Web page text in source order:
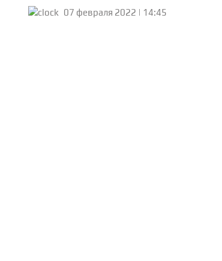
07 февраля 2022 | 14:45